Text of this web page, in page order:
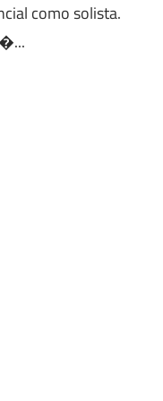
como solista.